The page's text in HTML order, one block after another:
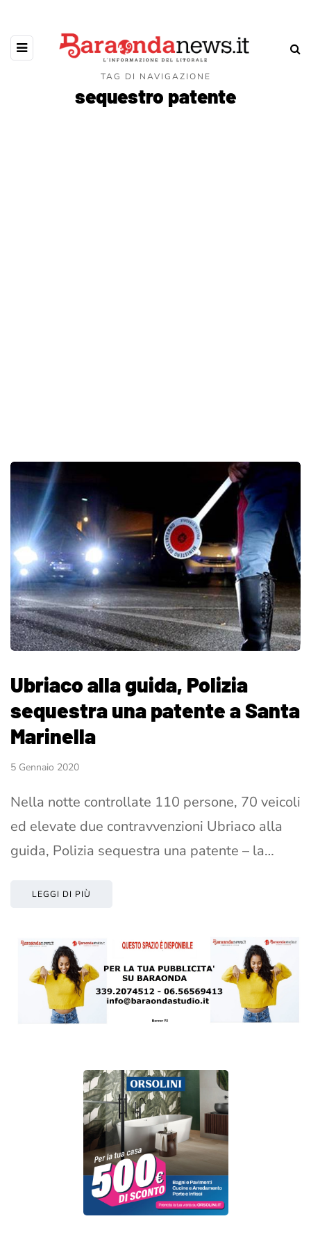
TAG DI NAVIGAZIONE
sequestro patente
Ubriaco alla guida, Polizia
sequestra una patente a Santa
Marinella
5 Gennaio 2020
Nella notte controllate 110 persone, 70 veicoli
ed elevate due contravvenzioni Ubriaco alla
guida, Polizia sequestra una patente – la…
LEGGI DI PIÙ